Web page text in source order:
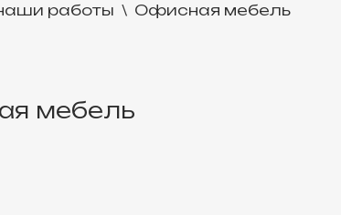
работы \ Офисная мебель
мебель